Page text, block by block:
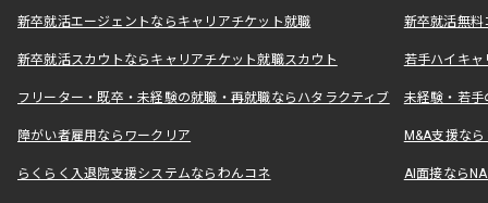
新卒就活エージェントならキャリアチケット就職 新卒就活無料
新卒就活スカウトならキャリアチケット就職スカウト 若手ハイキ
フリーター・既卒・未経験の就職・再就職ならハタラクティブ 未経験・若手
障がい者雇用ならワークリア M&A支援な
らくらく入退院支援システムならわんコネ AI面接なら